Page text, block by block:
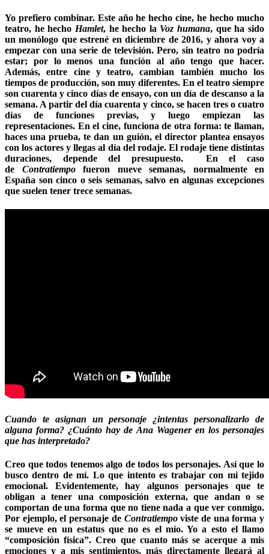
Yo prefiero combinar. Este año he hecho cine, he hecho mucho
teatro, he hecho Hamlet, he hecho la Voz humana, que ha sido
un monólogo que estrené en diciembre de 2016, y ahora voy a
empezar con una serie de televisión. Pero, sin teatro no podría
estar; por lo menos una función al año tengo que hacer.
Además, entre cine y teatro, cambian también mucho los
tiempos de producción, son muy diferentes. En el teatro siempre
son cuarenta y cinco días de ensayo, con un día de descanso a la
semana. A partir del día cuarenta y cinco, se hacen tres o cuatro
días de funciones previas, y luego empiezan las
representaciones. En el cine, funciona de otra forma: te llaman,
haces una prueba, te dan un guión, el director plantea ensayos
con los actores y llegas al día del rodaje. El rodaje tiene distintas
duraciones, depende del presupuesto. En el caso
de Contratiempofueron nueve semanas, normalmente en
España son cinco o seis semanas, salvo en algunas excepciones
que suelen tener trece semanas.
Cuando te asignan un personaje ¿intentas personalizarlo de
alguna forma? ¿Cuánto hay de Ana Wagener en los personajes
que has interpretado?
Creo que todos tenemos algo de todos los personajes. Así que lo
busco dentro de mí. Lo que intento es trabajar con mi tejido
emocional. Evidentemente, hay algunos personajes que te
obligan a tener una composición externa, que andan o se
comportan de una forma que no tiene nada a que ver conmigo.
Por ejemplo, el personaje de Contratiempoviste de una forma y
se mueve en un estatus que no es el mío. Yo a esto el llamo
“composición física”. Creo que cuanto más se acerque a mis
emociones y a mis sentimientos, más directamente llegará al